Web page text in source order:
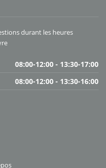
durant les heures
08:00-12:00 - 13:30-17:00
08:00-12:00 - 13:30-16:00